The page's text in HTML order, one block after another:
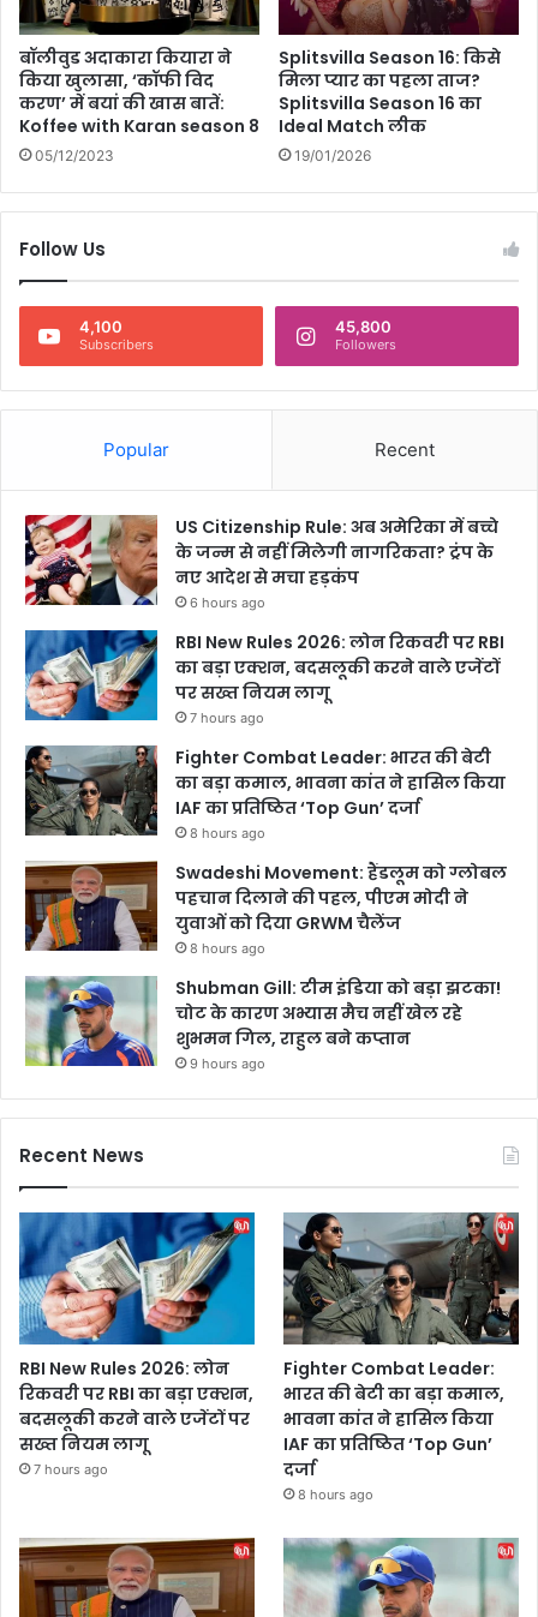
ई
क
रे
इ
न
ग
हों
को
बॉलीवुड अदाकारा कियारा ने
किया खुलासा, ‘कॉफी विद
करण’ में बयां की खास बातें:
Koffee with Karan season 8
05/12/2023
Splitsvilla Season 16: किसे
मिला प्यार का पहला ताज?
Splitsvilla Season 16 का
Ideal Match लीक
19/01/2026
Follow Us
4,100
Subscribers
45,800
Followers
Popular Recent
US Citizenship Rule: अब अमेरिका में बच्चे
के जन्म से नहीं मिलेगी नागरिकता? ट्रंप के
नए आदेश से मचा हड़कंप
6 hours ago
RBI New Rules 2026: लोन रिकवरी पर RBI
का बड़ा एक्शन, बदसलूकी करने वाले एजेंटों
पर सख्त नियम लागू
7 hours ago
Fighter Combat Leader: भारत की बेटी
का बड़ा कमाल, भावना कांत ने हासिल किया
IAF का प्रतिष्ठित ‘Top Gun’ दर्जा
8 hours ago
Swadeshi Movement: हैंडलूम को ग्लोबल
पहचान दिलाने की पहल, पीएम मोदी ने
युवाओं को दिया GRWM चैलेंज
8 hours ago
Shubman Gill: टीम इंडिया को बड़ा झटका!
चोट के कारण अभ्यास मैच नहीं खेल रहे
शुभमन गिल, राहुल बने कप्तान
9 hours ago
Recent News
RBI New Rules 2026: लोन
रिकवरी पर RBI का बड़ा एक्शन,
बदसलूकी करने वाले एजेंटों पर
सख्त नियम लागू
7 hours ago
Fighter Combat Leader:
भारत की बेटी का बड़ा कमाल,
भावना कांत ने हासिल किया
IAF का प्रतिष्ठित ‘Top Gun’
दर्जा
8 hours ago